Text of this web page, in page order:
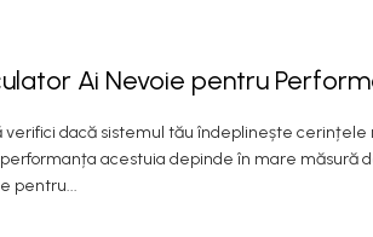
Ai Nevoie pentru
dacă sistemul tău îndeplinește
acestuia depinde în mare măsură
pentru...